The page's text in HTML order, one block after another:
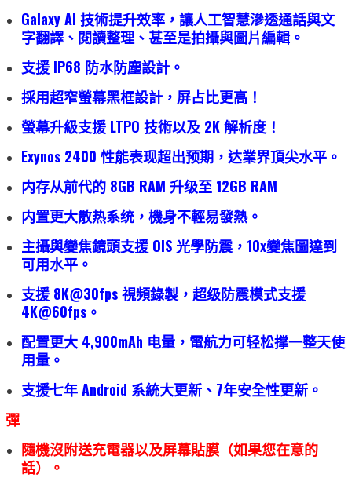
Galaxy AI 技術提升效率，讓人工智慧滲透通話與文
字翻譯、閱讀整理、甚至是拍攝與圖片編輯。
支援 IP68 防水防塵設計。
採用超窄螢幕黑框設計，屏占比更高！
螢幕升級支援 LTPO 技術以及 2K 解析度！
Exynos 2400 性能表现超出预期，达業界頂尖水平。
内存从前代的 8GB RAM 升级至 12GB RAM
内置更大散热系统，機身不輕易發熱。
主攝與變焦鏡頭支援 OIS 光學防震，10x變焦圖達到
可用水平。
支援 8K@30fps 視頻錄製，超级防震模式支援
4K@60fps。
配置更大 4,900mAh 电量，電航力可轻松撑一整天使
用量。
支援七年 Android 系統大更新、7年安全性更新。
彈
隨機沒附送充電器以及屏幕貼膜（如果您在意的
話）。